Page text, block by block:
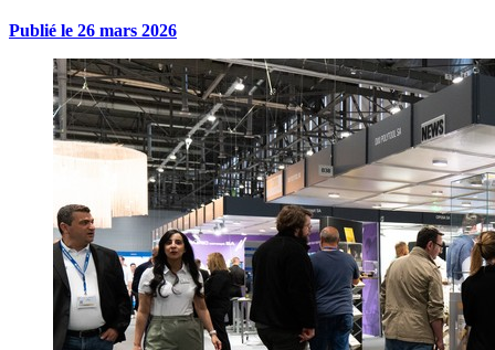
Publié le 26 mars 2026